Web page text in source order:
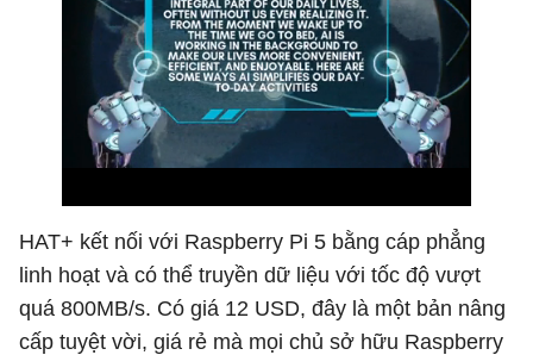
HAT+ kết nối với Raspberry Pi 5 bằng cáp phẳng
linh hoạt và có thể truyền dữ liệu với tốc độ vượt
quá 800MB/s. Có giá 12 USD, đây là một bản nâng
cấp tuyệt vời, giá rẻ mà mọi chủ sở hữu Raspberry